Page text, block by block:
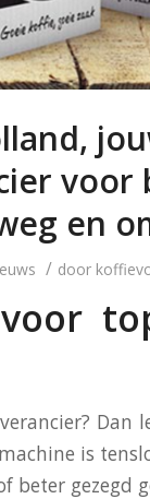
voor
en
/ door
Dan
is
beter gezegd